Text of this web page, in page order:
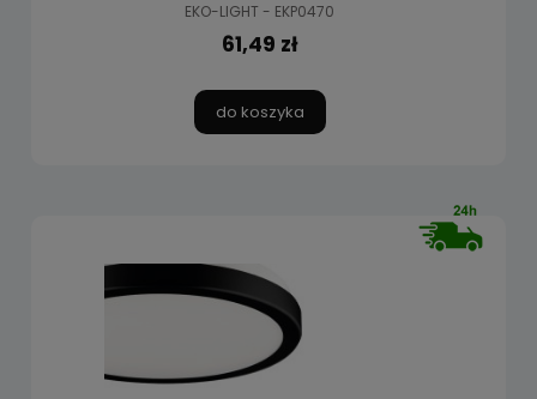
EKO-LIGHT - EKP0470
61,49 zł
do koszyka